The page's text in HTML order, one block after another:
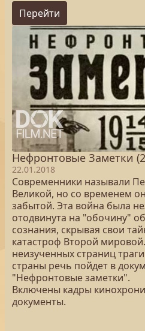
Перейти
Нефронтовые Заметки
22.01.2018
Современники называли
Великой, но со временем
забытой. Эта война была
отодвинута на "обочину"
сознания, скрывая свои
катастроф Второй
неизученных страниц
страны речь пойдет в
"Нефронтовые заметки".
Включены кадры
документы.